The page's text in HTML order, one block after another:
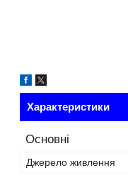
Характеристики
Основні
Джерело живлення